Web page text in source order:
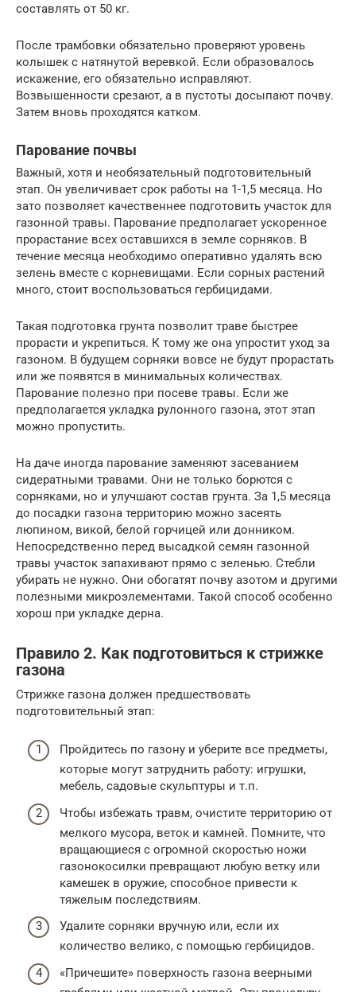
составлять от 50 кг.
После трамбовки обязательно проверяют уровень
колышек с натянутой веревкой. Если образовалось
искажение, его обязательно исправляют.
Возвышенности срезают, а в пустоты досыпают почву.
Затем вновь проходятся катком.
Парование почвы
Важный, хотя и необязательный подготовительный
этап. Он увеличивает срок работы на 1-1,5 месяца. Но
зато позволяет качественнее подготовить участок для
газонной травы. Парование предполагает ускоренное
прорастание всех оставшихся в земле сорняков. В
течение месяца необходимо оперативно удалять всю
зелень вместе с корневищами. Если сорных растений
много, стоит воспользоваться гербицидами.
Такая подготовка грунта позволит траве быстрее
прорасти и укрепиться. К тому же она упростит уход за
газоном. В будущем сорняки вовсе не будут прорастать
или же появятся в минимальных количествах.
Парование полезно при посеве травы. Если же
предполагается укладка рулонного газона, этот этап
можно пропустить.
На даче иногда парование заменяют засеванием
сидератными травами. Они не только борются с
сорняками, но и улучшают состав грунта. За 1,5 месяца
до посадки газона территорию можно засеять
люпином, викой, белой горчицей или донником.
Непосредственно перед высадкой семян газонной
травы участок запахивают прямо с зеленью. Стебли
убирать не нужно. Они обогатят почву азотом и другими
полезными микроэлементами. Такой способ особенно
хорош при укладке дерна.
Правило 2. Как подготовиться к стрижке
газона
Стрижке газона должен предшествовать
подготовительный этап:
Пройдитесь по газону и уберите все предметы,
которые могут затруднить работу: игрушки,
мебель, садовые скульптуры и т.п.
Чтобы избежать травм, очистите территорию от
мелкого мусора, веток и камней. Помните, что
вращающиеся с огромной скоростью ножи
газонокосилки превращают любую ветку или
камешек в оружие, способное привести к
тяжелым последствиям.
Удалите сорняки вручную или, если их
количество велико, с помощью гербицидов.
«Причешите» поверхность газона веерными